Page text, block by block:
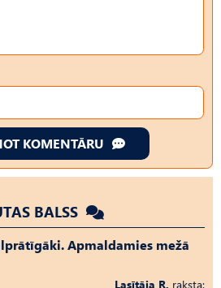
KOMENTĀRU
BALSS
Apmaldamies mežā
Lasītāja R. raksta: